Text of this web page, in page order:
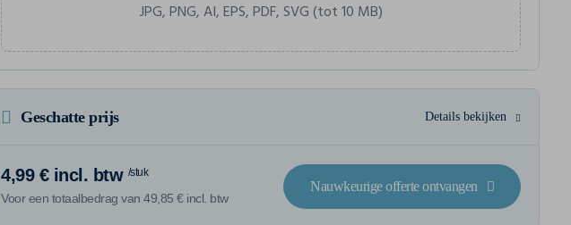
JPG, PNG, AI, EPS, PDF, SVG (tot 10 MB)
Geschatte prijs Details bekijken
4,99 € incl. btw /stuk
Voor een totaalbedrag van 49,85 € incl. btw
Nauwkeurige offerte ontvangen